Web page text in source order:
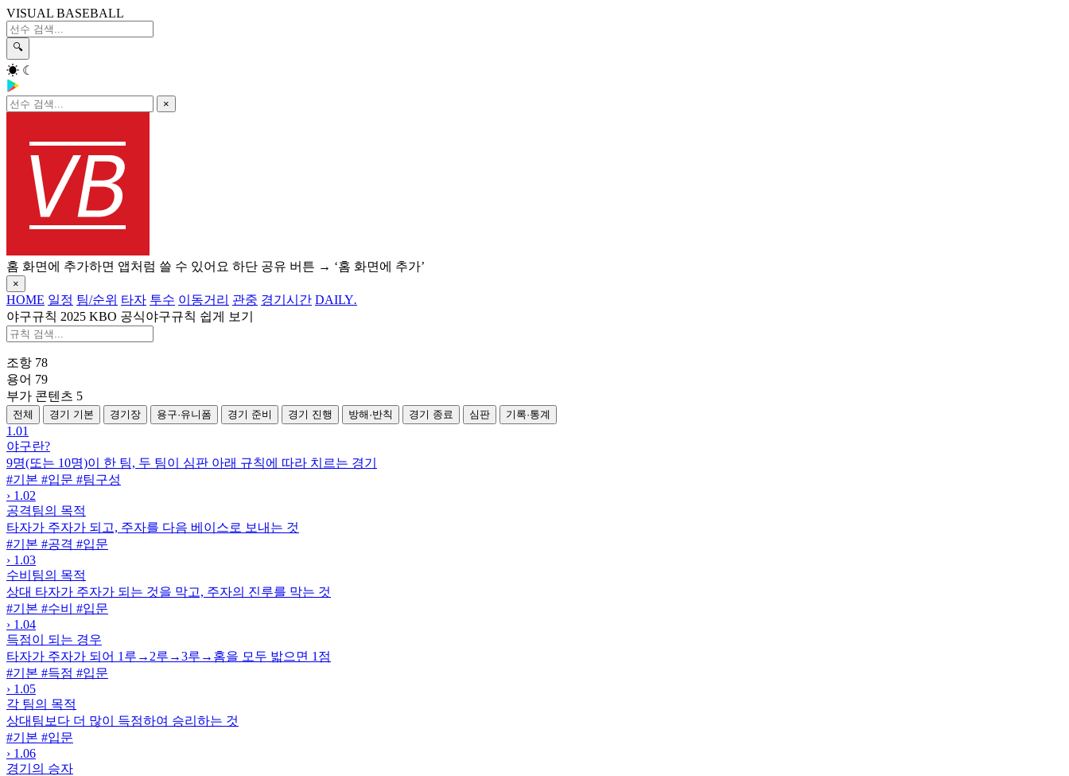
VISUAL BASEBALL
🔍
☀ ☾
×
홈 화면에 추가하면 앱처럼 쓸 수 있어요 하단 공유 버튼 → ‘홈 화면에 추가’
×
HOME 일정 팀/순위 타자 투수 이동거리 관중 경기시간 DAILY.
야구규칙 2025 KBO 공식야구규칙 쉽게 보기
조항 78
용어 79
부가 콘텐츠 5
전체 경기 기본 경기장 용구·유니폼 경기 준비 경기 진행 방해·반칙 경기 종료 심판 기록·통계
1.01
야구란?
9명(또는 10명)이 한 팀, 두 팀이 심판 아래 규칙에 따라 치르는 경기
#기본 #입문 #팀구성
› 1.02
공격팀의 목적
타자가 주자가 되고, 주자를 다음 베이스로 보내는 것
#기본 #공격 #입문
› 1.03
수비팀의 목적
상대 타자가 주자가 되는 것을 막고, 주자의 진루를 막는 것
#기본 #수비
#입문
› 1.04
득점이 되는 경우
타자가 주자가 되어 1루→2루→3루→홈을 모두 밟으면 1점
#기본 #득점 #입문
› 1.05
각 팀의 목적
상대팀보다 더 많이 득점하여 승리하는 것
#기본 #입문
› 1.06
경기의 승자